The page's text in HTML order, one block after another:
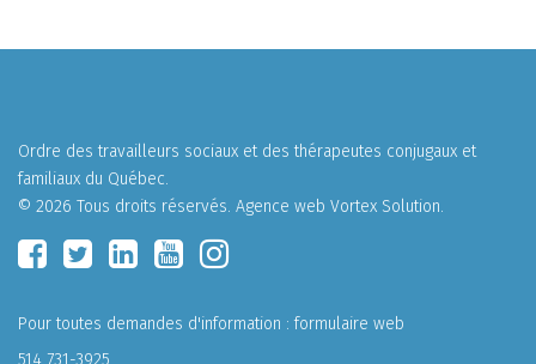
Ordre des travailleurs sociaux et des thérapeutes conjugaux et
familiaux du Québec.
© 2026 Tous droits réservés. Agence web Vortex Solution.
Pour toutes demandes d'information :formulaire web
514 731-3925